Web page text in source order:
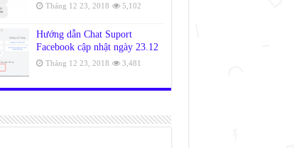
Tháng 12 23, 2018 5,102
Hướng dẫn Chat Suport
Facebook cập nhật ngày 23.12
Tháng 12 23, 2018 3,481